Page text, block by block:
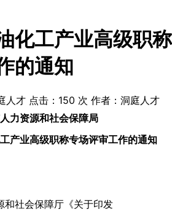
化工产业高级职称
的通知
人才 点击： 150 次 作者：洞庭人才
力资源和社会保障局
业高级职称专场评审工作的通知
社会保障厅《关于印发